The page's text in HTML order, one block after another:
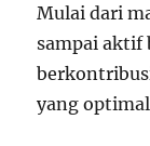
Mulai dari
sampai aktif
yang